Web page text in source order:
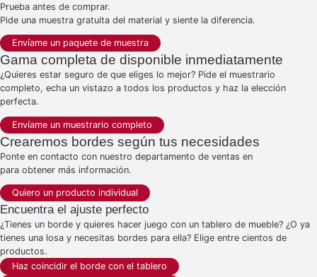
Prueba antes de comprar.
Pide una muestra gratuita del material y siente la diferencia.
Envíame un paquete de muestra
Gama completa de disponible inmediatamente
¿Quieres estar seguro de que eliges lo mejor? Pide el muestrario
completo, echa un vistazo a todos los productos y haz la elección
perfecta.
Envíame un muestrario completo
Crearemos bordes según tus necesidades
Ponte en contacto con nuestro departamento de ventas en
para obtener más información.
Quiero un producto individual
Encuentra el ajuste perfecto
¿Tienes un borde y quieres hacer juego con un tablero de mueble? ¿O ya
tienes una losa y necesitas bordes para ella? Elige entre cientos de
productos.
Haz coincidir el borde con el tablero